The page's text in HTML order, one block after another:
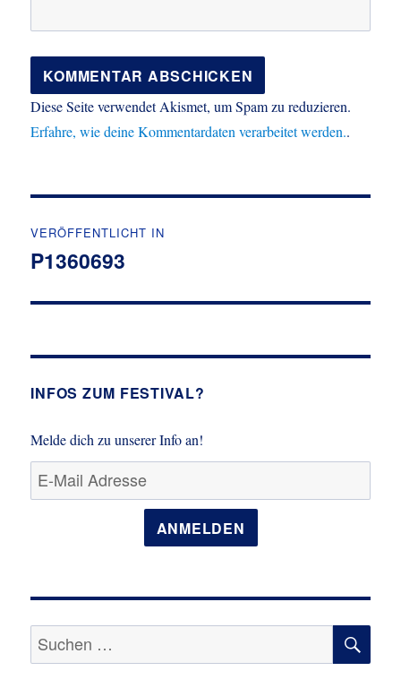
Diese Seite verwendet Akismet, um Spam zu reduzieren.
Erfahre, wie deine Kommentardaten verarbeitet werden..
Navigation
VERÖFFENTLICHT IN
P1360693
INFOS ZUM FESTIVAL?
Melde dich zu unserer Info an!
ANMELDEN
Suche
nach: